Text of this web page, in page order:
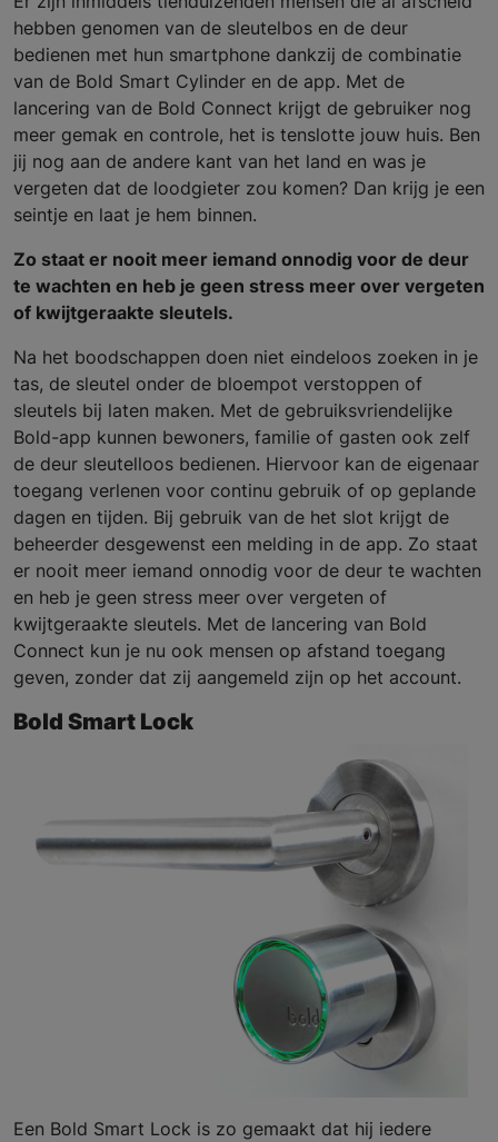
hebben genomen van de sleutelbos en de deur
bedienen met hun smartphone dankzij de combinatie
van de Bold Smart Cylinder en de app. Met de
lancering van de Bold Connect krijgt de gebruiker nog
meer gemak en controle, het is tenslotte jouw huis. Ben
jij nog aan de andere kant van het land en was je
vergeten dat de loodgieter zou komen? Dan krijg je een
seintje en laat je hem binnen.
Zo staat er nooit meer iemand onnodig voor de deur
te wachten en heb je geen stress meer over vergeten
of kwijtgeraakte sleutels.
Na het boodschappen doen niet eindeloos zoeken in je
tas, de sleutel onder de bloempot verstoppen of
sleutels bij laten maken. Met de gebruiksvriendelijke
Bold-app kunnen bewoners, familie of gasten ook zelf
de deur sleutelloos bedienen. Hiervoor kan de eigenaar
toegang verlenen voor continu gebruik of op geplande
dagen en tijden. Bij gebruik van de het slot krijgt de
beheerder desgewenst een melding in de app. Zo staat
er nooit meer iemand onnodig voor de deur te wachten
en heb je geen stress meer over vergeten of
kwijtgeraakte sleutels. Met de lancering van Bold
Connect kun je nu ook mensen op afstand toegang
geven, zonder dat zij aangemeld zijn op het account.
Bold Smart Lock
Een Bold Smart Lock is zo gemaakt dat hij iedere